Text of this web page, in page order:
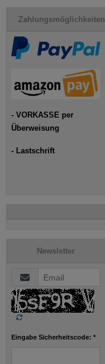
Zahlungsmöglichkeiten
- VORKASSE per
Überweisung
- Lastschrift
Newsletter
Eingabe Sicherheitscode: *